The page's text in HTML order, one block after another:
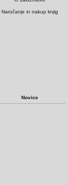
Naročanje in nakup knjig
Novice